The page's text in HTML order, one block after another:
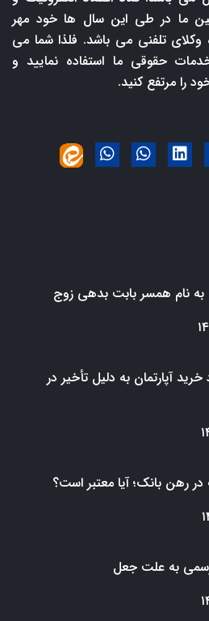
ما در طی این سال ها خود مهر
وکلای تلفنی می باشد. فلذا شما می
حقوقی ما استفاده نمایید و
را مرتفع کنید.
نام همسر بابت بدهی زوج
آپارتمان به دلیل تأخیر در
رهن بانک؛ آیا معتبر است؟
به علت جعل